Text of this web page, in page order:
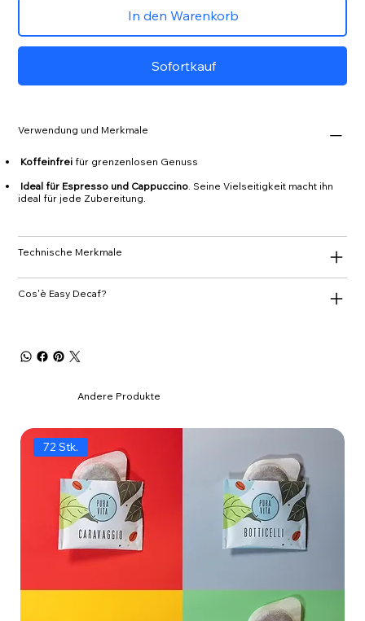
In den Warenkorb
Sofortkauf
Verwendung und Merkmale
Koffeinfreifür grenzenlosen Genuss
Ideal für Espresso und Cappuccino. Seine Vielseitigkeit macht ihn
ideal für jede Zubereitung.
Technische Merkmale
Cos'è Easy Decaf?
Andere Produkte
72 Stk.